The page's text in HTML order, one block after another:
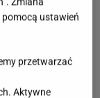
ustawień
przetwarzać
Aktywne